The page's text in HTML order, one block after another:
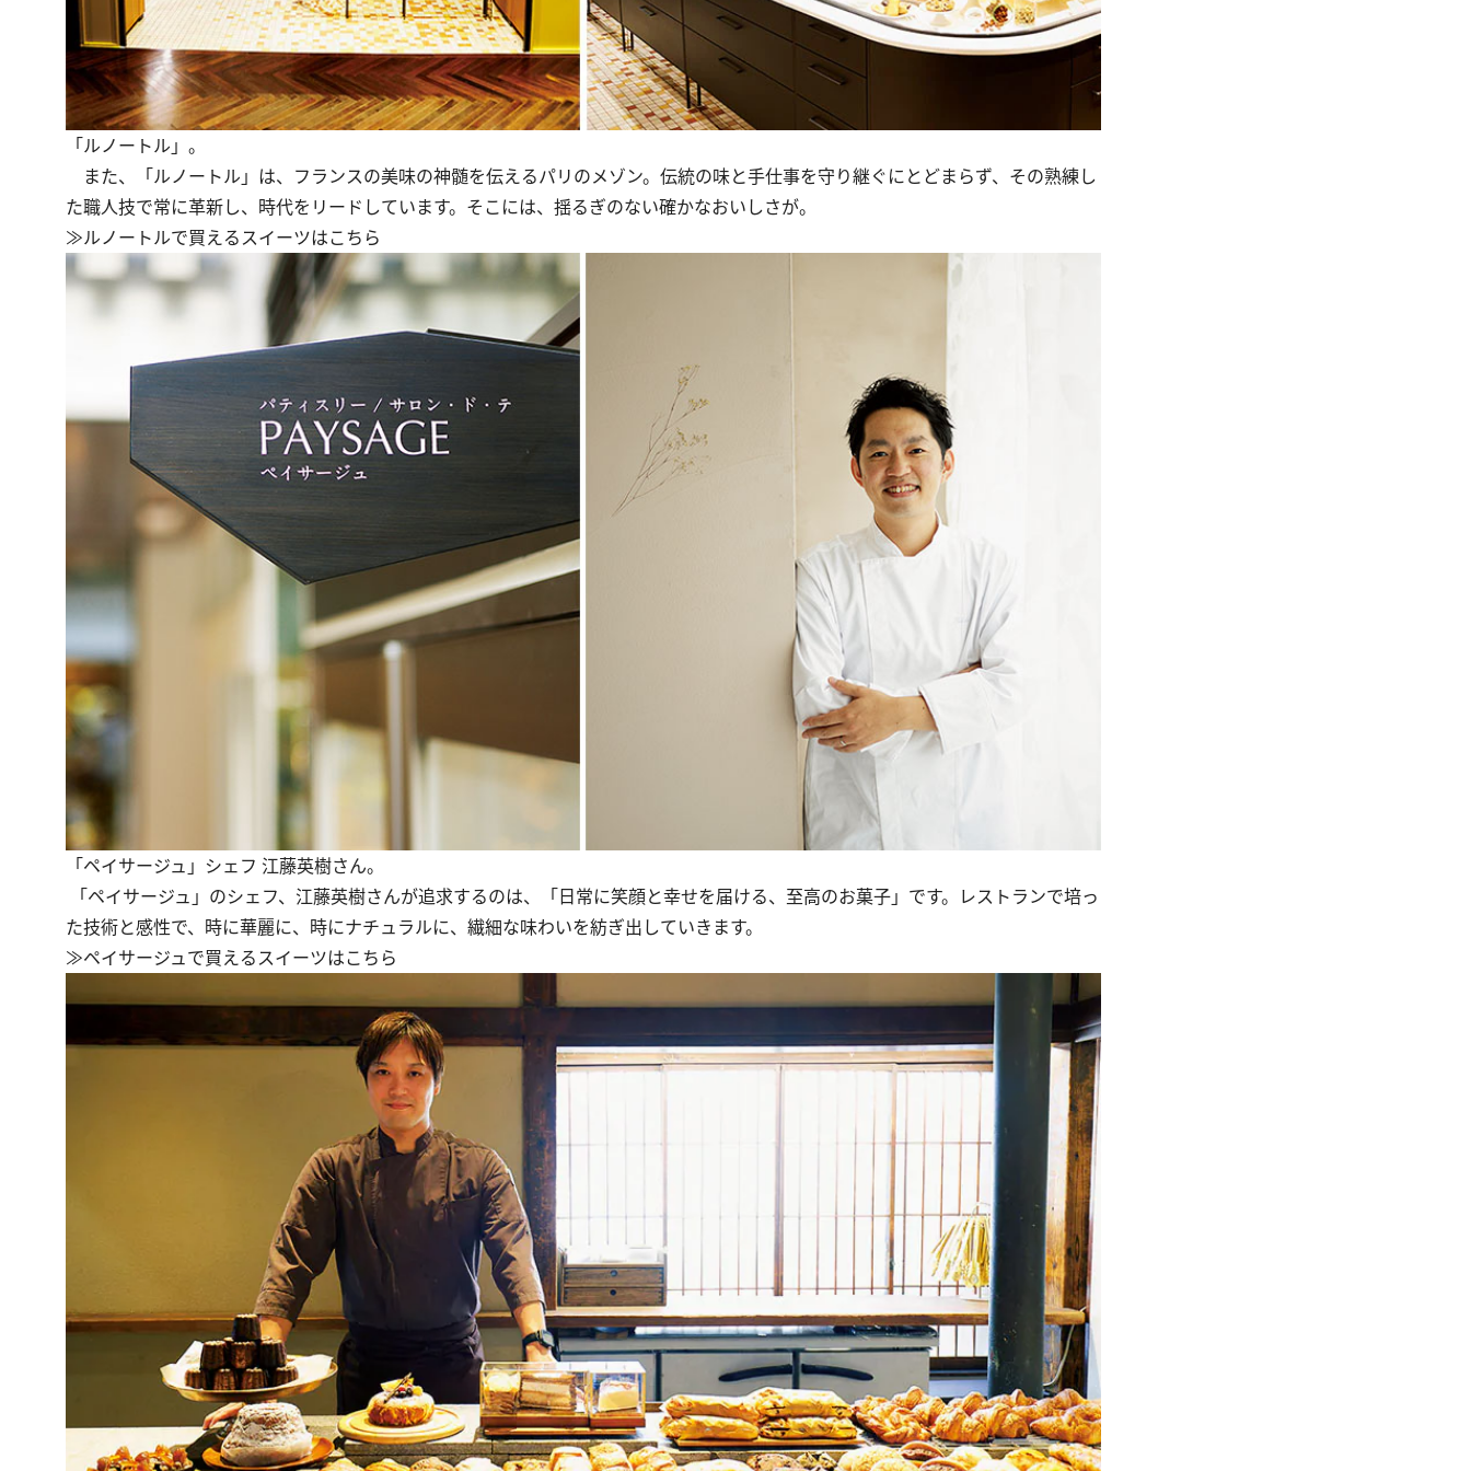
「ルノートル」。
また、「ルノートル 」は、フランスの美味の神髄を伝えるパリのメゾン。伝統の味と手仕事を守り継ぐにとどまらず、その熟練し
た職人技で常に革新し、時代をリードしています。そこには、揺るぎのない確かなおいしさが。
≫ルノートルで買えるスイーツはこちら
「ペイサージュ」シェフ 江藤英樹さん。
「ペイサージュ 」のシェフ、江藤英樹さんが追求するのは、「日常に笑顔と幸せを届ける、至高のお菓子」です。レストランで培っ
た技術と感性で、時に華麗に、時にナチュラルに、繊細な味わいを紡ぎ出していきます。
≫ペイサージュで買えるスイーツはこちら